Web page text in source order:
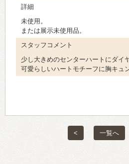
詳細
未使用。
または展示未使用品。
スタッフコメント
少し大きめのセンターハートにダイ
可愛らしいハートモチーフに胸キュ
< 一覧へ